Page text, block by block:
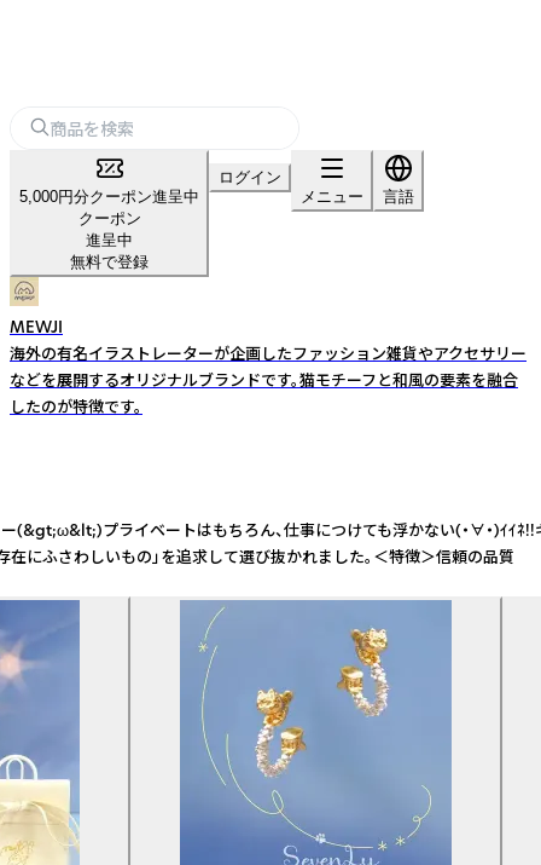
5,000円分クーポン進呈中
クーポン
進呈中
無料で登録
ログイン
メニュー
言語
MEWJI
海外の有名イラストレーターが企画したファッション雑貨やアクセサリー
などを展開するオリジナルブランドです。猫モチーフと和風の要素を融合
したのが特徴です。
プライベートはもちろん、仕事につけても浮かない(・∀
にふさわしいもの」を追求して選び抜かれました。＜特徴＞